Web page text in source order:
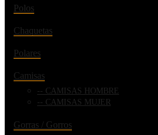
Polos
Chaquetas
Polares
Camisas
CAMISAS HOMBRE
CAMISAS MUJER
Gorras / Gorros